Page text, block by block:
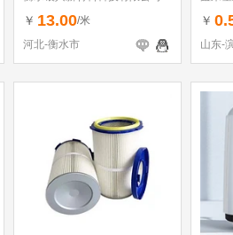
￥ 13.00/米
河北-衡水市
￥
山东-